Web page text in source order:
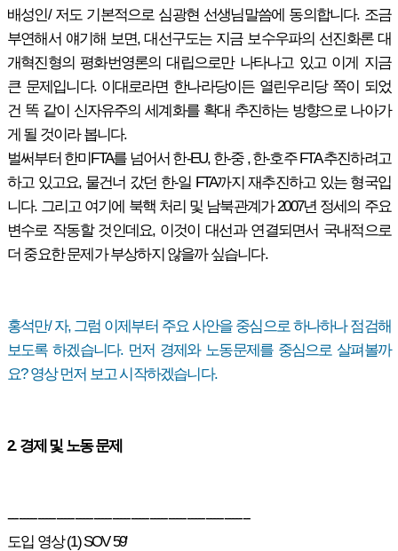
배성인/ 저도 기본적으로 심광현 선생님말씀에 동의합니다. 조금
부연해서 얘기해 보면, 대선구도는 지금 보수우파의 선진화론 대
개혁진형의 평화번영론의 대립으로만 나타나고 있고 이게 지금
큰 문제입니다. 이대로라면 한나라당이든 열린우리당 쪽이 되었
건 똑 같이 신자유주의 세계화를 확대 추진하는 방향으로 나아가
게 될 것이라 봅니다.
벌써부터 한미FTA를 넘어서 한-EU, 한-중 , 한-호주 FTA 추진하려고
하고 있고요, 물건너 갔던 한-일 FTA까지 재추진하고 있는 형국입
니다. 그리고 여기에 북핵 처리 및 남북관계가 2007년 정세의 주요
변수로 작동할 것인데요, 이것이 대선과 연결되면서 국내적으로
더 중요한 문제가 부상하지 않을까 싶습니다.
홍석만/ 자, 그럼 이제부터 주요 사안을 중심으로 하나하나 점검해
보도록 하겠습니다. 먼저 경제와 노동문제를 중심으로 살펴볼까
요? 영상 먼저 보고 시작하겠습니다.
2. 경제 및 노동 문제
-----------------------------------------------------------------
도입 영상 (1) SOV 59'